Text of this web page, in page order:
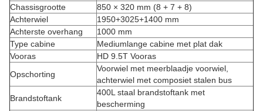
Chassisgrootte
850 × 320 mm (8 + 7 + 8)
Achterwiel
1950+3025+1400 mm
Achterste overhang
1000 mm
Type cabine
Mediumlange cabine met plat dak
Vooras
HD 9.5T Vooras
Opschorting
Voorwiel met meerblaadje voorwiel,
achterwiel met composiet stalen bus
Brandstoftank
400L staal brandstoftank met
bescherming